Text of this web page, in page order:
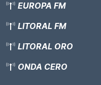
EUROPA FM
LITORAL FM
LITORAL ORO
ONDA CERO